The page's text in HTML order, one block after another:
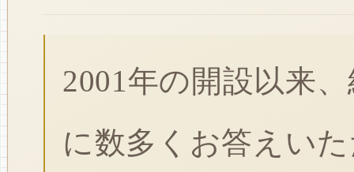
2001年の開設以来
に数多くお答えい